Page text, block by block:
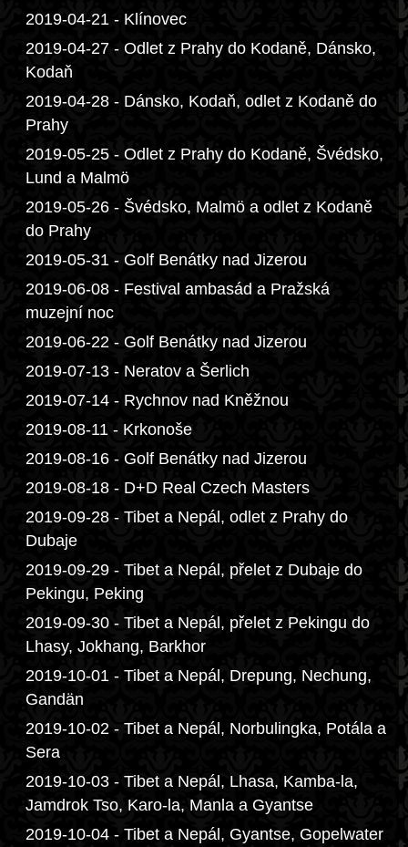
2019-04-21 - Klínovec
2019-04-27 - Odlet z Prahy do Kodaně, Dánsko,
Kodaň
2019-04-28 - Dánsko, Kodaň, odlet z Kodaně do
Prahy
2019-05-25 - Odlet z Prahy do Kodaně, Švédsko,
Lund a Malmö
2019-05-26 - Švédsko, Malmö a odlet z Kodaně
do Prahy
2019-05-31 - Golf Benátky nad Jizerou
2019-06-08 - Festival ambasád a Pražská
muzejní noc
2019-06-22 - Golf Benátky nad Jizerou
2019-07-13 - Neratov a Šerlich
2019-07-14 - Rychnov nad Kněžnou
2019-08-11 - Krkonoše
2019-08-16 - Golf Benátky nad Jizerou
2019-08-18 - D+D Real Czech Masters
2019-09-28 - Tibet a Nepál, odlet z Prahy do
Dubaje
2019-09-29 - Tibet a Nepál, přelet z Dubaje do
Pekingu, Peking
2019-09-30 - Tibet a Nepál, přelet z Pekingu do
Lhasy, Jokhang, Barkhor
2019-10-01 - Tibet a Nepál, Drepung, Nechung,
Gandän
2019-10-02 - Tibet a Nepál, Norbulingka, Potála a
Sera
2019-10-03 - Tibet a Nepál, Lhasa, Kamba-la,
Jamdrok Tso, Karo-la, Manla a Gyantse
2019-10-04 - Tibet a Nepál, Gyantse, Gopelwater